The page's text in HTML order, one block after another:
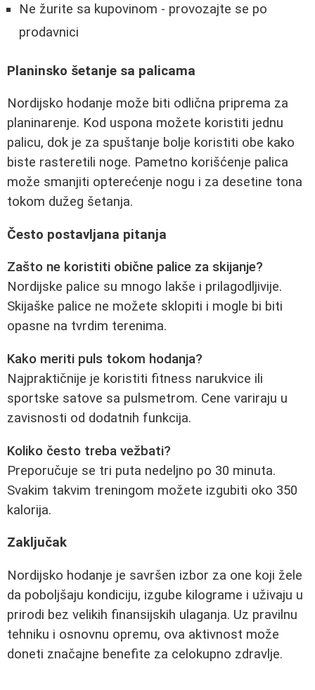
Ne žurite sa kupovinom - provozajte se po
prodavnici
Planinsko šetanje sa palicama
Nordijsko hodanje može biti odlična priprema za
planinarenje. Kod uspona možete koristiti jednu
palicu, dok je za spuštanje bolje koristiti obe kako
biste rasteretili noge. Pametno korišćenje palica
može smanjiti opterećenje nogu i za desetine tona
tokom dužeg šetanja.
Često postavljana pitanja
Zašto ne koristiti obične palice za skijanje?
Nordijske palice su mnogo lakše i prilagodljivije.
Skijaške palice ne možete sklopiti i mogle bi biti
opasne na tvrdim terenima.
Kako meriti puls tokom hodanja?
Najpraktičnije je koristiti fitness narukvice ili
sportske satove sa pulsmetrom. Cene variraju u
zavisnosti od dodatnih funkcija.
Koliko često treba vežbati?
Preporučuje se tri puta nedeljno po 30 minuta.
Svakim takvim treningom možete izgubiti oko 350
kalorija.
Zaključak
Nordijsko hodanje je savršen izbor za one koji žele
da poboljšaju kondiciju, izgube kilograme i uživaju u
prirodi bez velikih finansijskih ulaganja. Uz pravilnu
tehniku i osnovnu opremu, ova aktivnost može
doneti značajne benefite za celokupno zdravlje.